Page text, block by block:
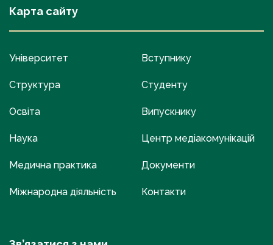
Карта сайту
Університет
Структура
Освіта
Наука
Медична практика
Міжнародна діяльність
Вступнику
Студенту
Випускнику
Центр медіакомунікацій
Документи
Контакти